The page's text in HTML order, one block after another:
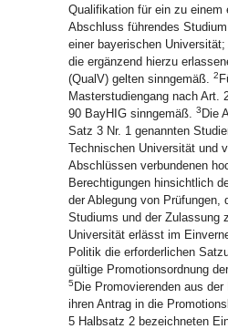
Qualifikation für ein zu einem
Abschluss führendes
einer bayerischen
die ergänzend hierzu
(QualV) gelten sinngemäß. 2
Masterstudiengang nach Art.
90 BayHIG sinngemäß. 3 Die
Satz 3 Nr. 1 genannten
Technischen Universität und
Abschlüssen verbundenen
Berechtigungen hinsichtlich
der Ablegung von Prüfungen,
Studiums und der Zulassung
Universität erlässt im
Politik die erforderlichen
gültige Promotionsordnung
5 Die Promovierenden aus
ihren Antrag in die
5 Halbsatz 2 bezeichneten